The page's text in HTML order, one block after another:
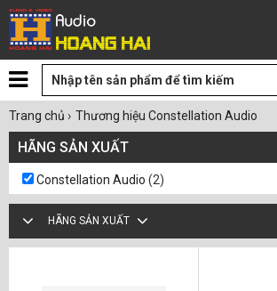
Trang chủ › Thương hiệu Constellation Audio
HÃNG SẢN XUẤT
Constellation Audio (2)
HÃNG SẢN XUẤT